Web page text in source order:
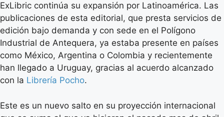
ExLibric continúa su expansión por Latinoamérica. Las
publicaciones de esta editorial, que presta servicios de
edición bajo demanda y con sede en el Polígono
Industrial de Antequera, ya estaba presente en países
como México, Argentina o Colombia y recientemente
han llegado a Uruguay, gracias al acuerdo alcanzado
con la Librería Pocho.
Este es un nuevo salto en su proyección internacional